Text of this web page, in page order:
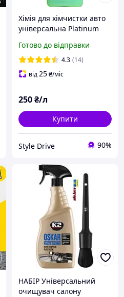
Хімія для хімчистки авто
універсальна Platinum
Готово до відправки
4.3 (14)
від25₴/міс
250₴/л
Купити
Style Drive 90%
НАБІР Універсальний
очищувач салону